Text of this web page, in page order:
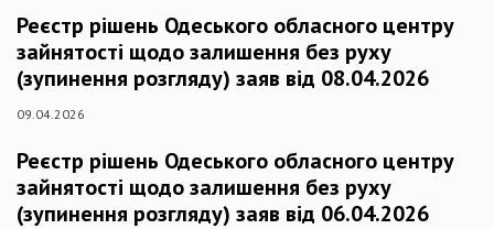
Реєстр рішень Одеського обласного центру
зайнятості щодо залишення без руху
(зупинення розгляду) заяв від 08.04.2026
09.04.2026
Реєстр рішень Одеського обласного центру
зайнятості щодо залишення без руху
(зупинення розгляду) заяв від 06.04.2026